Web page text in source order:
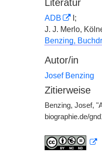
Literatur
ADB
I;
J. J. Merlo,
Benzing,
Autor/in
Josef Benzing
Zitierweise
Benzing, Josef,
biographie.de/